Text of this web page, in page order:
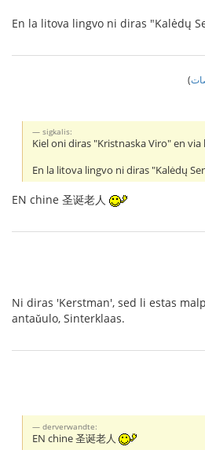
En la litova lingvo ni diras "Kalėdų
)
sigkalis:
Kiel oni diras "Kristnaska Viro" en via
En la litova lingvo ni diras "Kalėdų
EN chine 圣诞老人
Ni diras 'Kerstman', sed li estas
antaǔulo, Sinterklaas.
derverwandte:
EN chine 圣诞老人